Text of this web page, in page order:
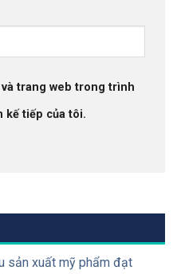
trang web trong trình
kế tiếp của tôi.
sản xuất mỹ phẩm đạt